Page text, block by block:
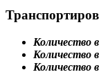
Количество
Количество
Количество